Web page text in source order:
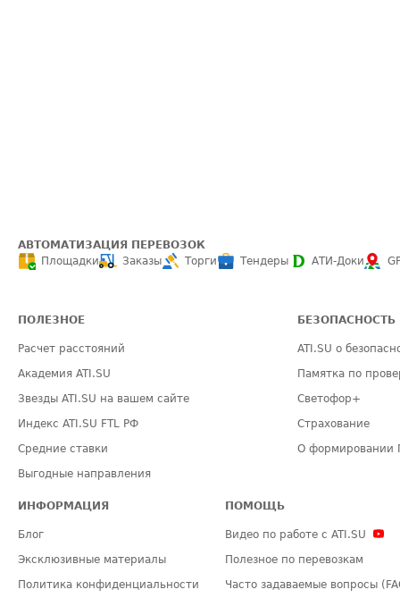
АВТОМАТИЗАЦИЯ ПЕРЕВОЗОК
Площадки
Заказы Торги Тендеры АТИ-Доки
ПОЛЕЗНОЕ
Расчет расстояний
Академия ATI.SU
Звезды ATI.SU на вашем сайте
Индекс ATI.SU FTL РФ
Средние ставки
Выгодные направления
БЕЗОПАСНОСТЬ
ATI.SU о
Памятка по
Светофор+
Страхование
О формировании
ИНФОРМАЦИЯ
Блог
Эксклюзивные материалы
Политика конфиденциальности
ПОМОЩЬ
Видео по работе с ATI.SU
Полезное по перевозкам
Часто задаваемые вопросы